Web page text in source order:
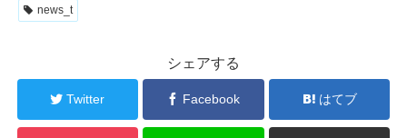
news_t
シェアする
Twitter Facebook はてブ